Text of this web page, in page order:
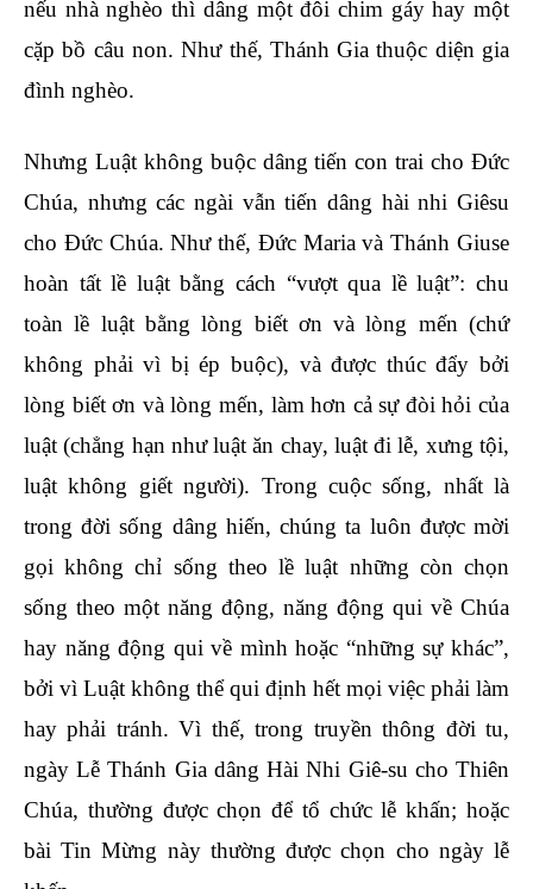
nếu nhà nghèo thì dâng một đôi chim gáy hay một
cặp bồ câu non. Như thế, Thánh Gia thuộc diện gia
đình nghèo.
Nhưng Luật không buộc dâng tiến con trai cho Đức
Chúa, nhưng các ngài vẫn tiến dâng hài nhi Giêsu
cho Đức Chúa. Như thế, Đức Maria và Thánh Giuse
hoàn tất lề luật bằng cách “vượt qua lề luật”: chu
toàn lề luật bằng lòng biết ơn và lòng mến (chứ
không phải vì bị ép buộc), và được thúc đẩy bởi
lòng biết ơn và lòng mến, làm hơn cả sự đòi hỏi của
luật (chẳng hạn như luật ăn chay, luật đi lễ, xưng tội,
luật không giết người). Trong cuộc sống, nhất là
trong đời sống dâng hiến, chúng ta luôn được mời
gọi không chỉ sống theo lề luật những còn chọn
sống theo một năng động, năng động qui về Chúa
hay năng động qui về mình hoặc “những sự khác”,
bởi vì Luật không thể qui định hết mọi việc phải làm
hay phải tránh. Vì thế, trong truyền thông đời tu,
ngày Lễ Thánh Gia dâng Hài Nhi Giê-su cho Thiên
Chúa, thường được chọn để tổ chức lễ khấn; hoặc
bài Tin Mừng này thường được chọn cho ngày lễ